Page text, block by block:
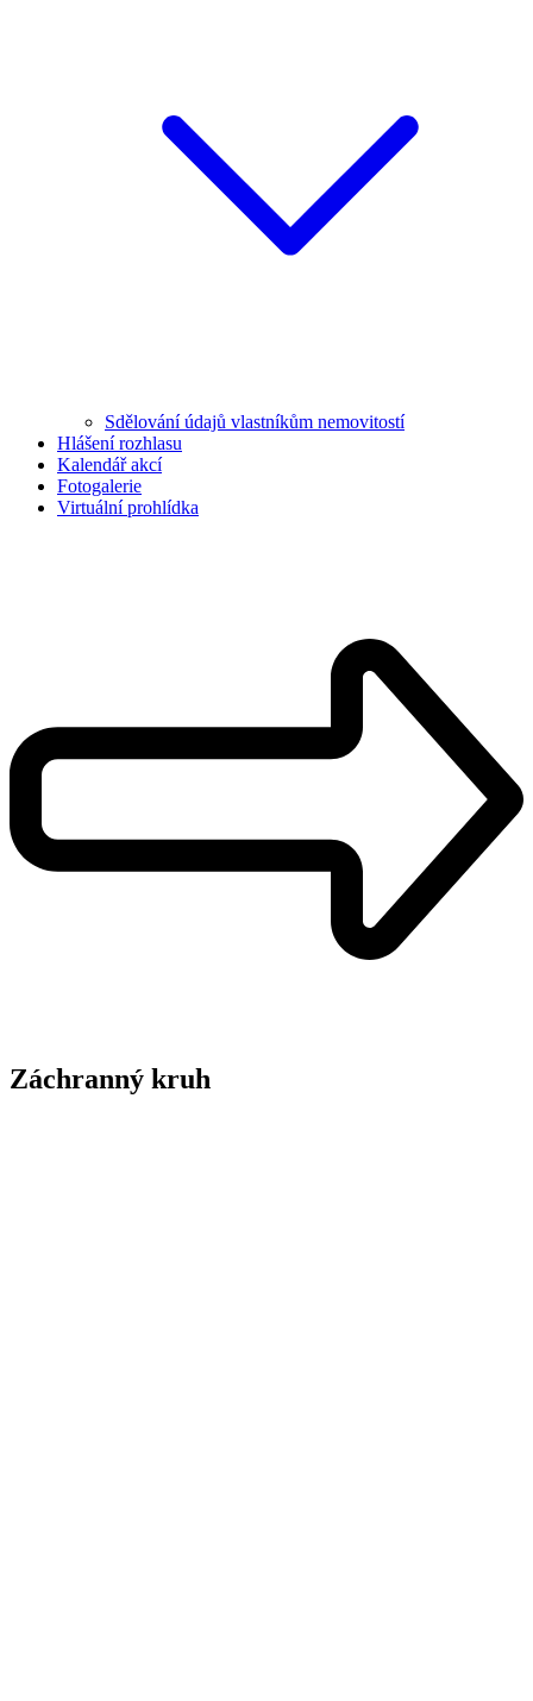
Sdělování údajů vlastníkům nemovitostí
Hlášení rozhlasu
Kalendář akcí
Fotogalerie
Virtuální prohlídka
Záchranný kruh